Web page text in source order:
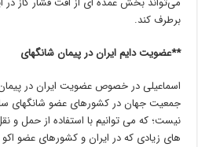
برطرف کند.
**عضویت دایم ایران در پیمان شانگهای
جمعیت جهان در کشورهای عضو شانگهای
نیست؛ که می توانیم با استفاده از حمل و
های زیادی که در ایران و کشورهای عضو اکو